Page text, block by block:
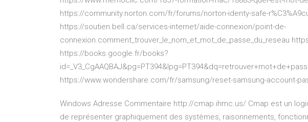
https://community.norton.com/fr/forums/norton-identy-safe-
https://soutien.bell.ca/services-internet/aide-connexion/point-de-
connexion.comment_trouver_le_nom_et_mot_de_passe_du_reseau
https://books.google.fr/books?
https://www.wondershare.com/fr/samsung/reset-samsung-account-
Windows Adresse Commentaire http://cmap.ihmc.us/ Cmap est un
de représenter graphiquement des systèmes, raisonnements,